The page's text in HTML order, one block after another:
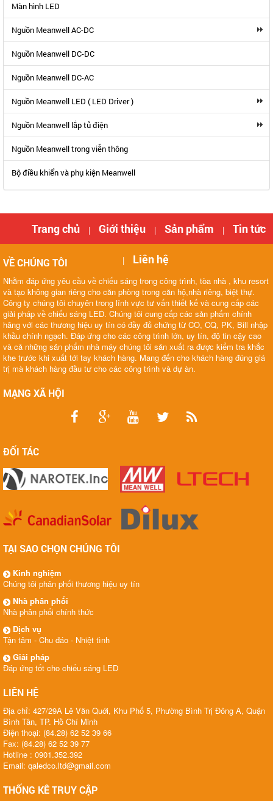
Màn hình LED
Nguồn Meanwell AC-DC
Nguồn Meanwell DC-DC
Nguồn Meanwell DC-AC
Nguồn Meanwell LED ( LED Driver )
Nguồn Meanwell lắp tủ điện
Nguồn Meanwell trong viễn thông
Bộ điều khiển và phụ kiện Meanwell
Trang chủ | Giới thiệu | Sản phẩm | Tin tức
| Liên hệ
VỀ CHÚNG TÔI
Nhằm đáp ứng yêu cầu về chiếu sáng trong công trình, tòa nhà , khu resort
và tạo không gian riêng cho căn phòng trong căn hộ,nhà riêng, biệt thự.
Công ty chúng tôi chuyên trong lĩnh vực tư vấn thiết kế và cung cấp các
giải pháp về chiếu sáng LED. Chúng tôi cung cấp các sản phẩm chính
hãng với các thương hiệu uy tín có đầy đủ chứng từ CO, CQ, PK, Bill nhập
khầu chính ngạch. Đáp ứng cho các công trình lớn, uy tín, độ tin cậy cao
và cả những sản phẩm nhà máy chúng tôi sản xuất ra được kiểm tra khắc
khe trước khi xuất tới tay khách hàng. Mang đến cho khách hàng đúng giá
trị mà khách hàng đầu tư cho các công trình và dự àn.
MẠNG XÃ HỘI
ĐỐI TÁC
TẠI SAO CHỌN CHÚNG TÔI
Kinh nghiệm
Chúng tôi phân phối thương hiệu uy tín
Nhà phân phối
Nhà phân phối chính thức
Dịch vụ
Tận tâm - Chu đáo - Nhiệt tình
Giải pháp
Đáp ứng tốt cho chiếu sáng LED
LIÊN HỆ
Địa chỉ: 427/29A Lê Văn Quới, Khu Phố 5, Phường Bình Trị Đông A, Quận
Bình Tân, TP. Hồ Chí Minh
Điện thoại: (84.28) 62 52 39 66
Fax: (84.28) 62 52 39 77
Hotline : 0901.352.392
Email: qaledco.ltd@gmail.com
THỐNG KÊ TRUY CẬP